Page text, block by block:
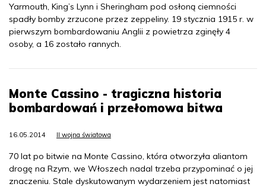
Yarmouth, King’s Lynn i Sheringham pod osłoną ciemności
spadły bomby zrzucone przez zeppeliny. 19 stycznia 1915 r. w
pierwszym bombardowaniu Anglii z powietrza zginęły 4
osoby, a 16 zostało rannych.
Monte Cassino - tragiczna historia
bombardowań i przełomowa bitwa
16.05.2014 II wojna światowa
70 lat po bitwie na Monte Cassino, która otworzyła aliantom
drogę na Rzym, we Włoszech nadal trzeba przypominać o jej
znaczeniu. Stale dyskutowanym wydarzeniem jest natomiast